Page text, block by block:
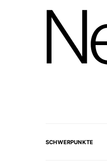
SCHWERPUNKTE